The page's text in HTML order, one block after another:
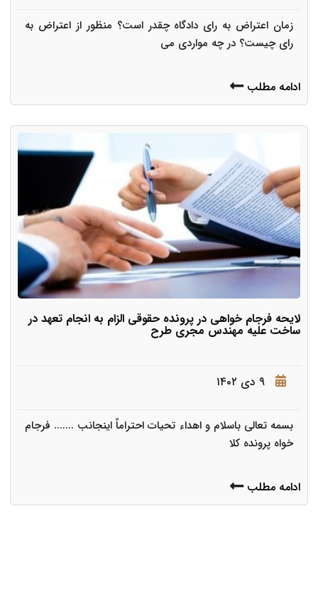
زمان اعتراض به رای دادگاه چقدر است؟ منظور از اعتراض به
رای چیست؟ در چه مواردی می
ادامه مطلب
لایحه فرجام خواهی در پرونده حقوقی الزام به انجام تعهد در
ساخت علیه مهندس مجری طرح
۹ دی ۱۴۰۲
بسمه تعالی باسلام و اهداء تحیات احتراماً اینجانب ....... فرجام
خواه پرونده کلا
ادامه مطلب